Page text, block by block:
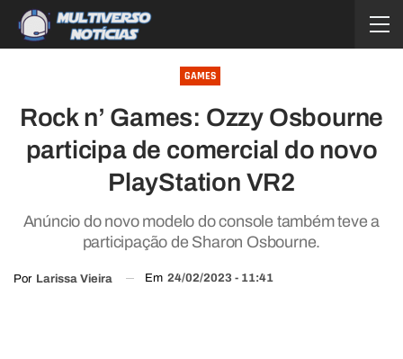
GAMES
Rock n’ Games: Ozzy Osbourne
participa de comercial do novo
PlayStation VR2
Anúncio do novo modelo do console também teve a
participação de Sharon Osbourne.
Por Larissa Vieira Em 24/02/2023 - 11:41